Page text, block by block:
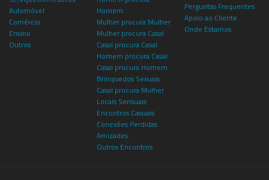
Automóvel
Comércio
Ensino
Outros
Homem
Mulher procura Mulher
Mulher procura Casal
Casal procura Casal
Homem procura Casal
Casal procura Homem
Brinquedos Sexuais
Casal procura Mulher
Locais Sensuais
Encontros Casuais
Conexões Perdidas
Amizades
Outros Encontros
Perguntas Frequentes
Apoio ao Cliente
Onde Estamos